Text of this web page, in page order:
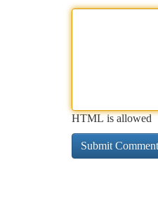
HTML is allowed